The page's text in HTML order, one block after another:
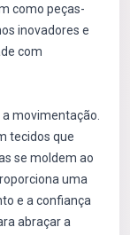
como peças-
inovadores e
com
movimentação.
tecidos que
se moldem ao
uma
e a confiança
abraçar a